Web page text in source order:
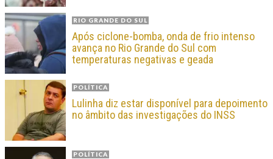
RIO GRANDE DO SUL
Após ciclone-bomba, onda de frio intenso
avança no Rio Grande do Sul com
temperaturas negativas e geada
POLÍTICA
Lulinha diz estar disponível para depoimento
no âmbito das investigações do INSS
POLÍTICA